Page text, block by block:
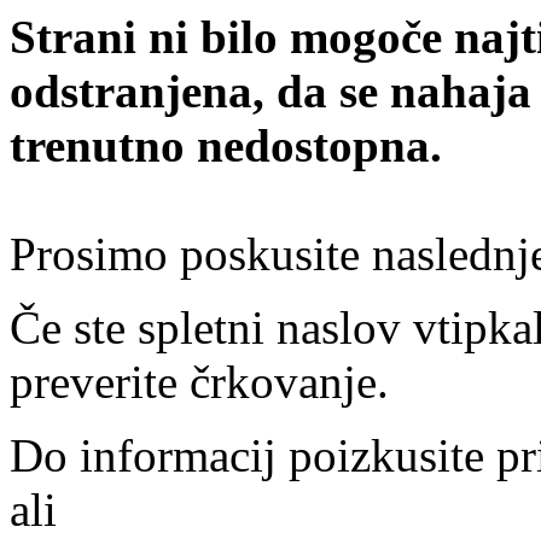
Strani ni bilo mogoče
odstranjena, da se
trenutno nedostopna.
Prosimo poskusite
Če ste spletni naslov
preverite črkovanje.
Do informacij poizkusite
ali